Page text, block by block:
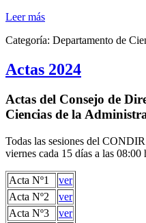
Leer más
Categoría: Departamento de
Actas 2024
Actas del Consejo de
Ciencias de la
Todas las sesiones del
viernes cada 15 días a las 08:00
Acta Nº1
ver
Acta Nº2
ver
Acta Nº3
ver